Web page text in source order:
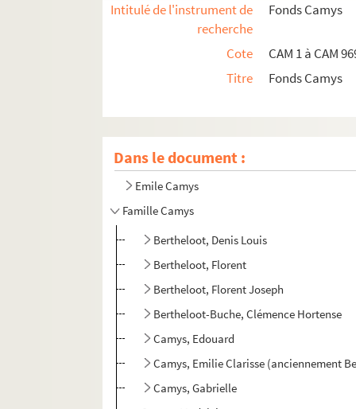
Intitulé de l'instrument de
recherche
Fonds Camys
Cote
CAM 1 à CAM
Titre
Fonds Camys
Dans le document :
Emile Camys
Famille Camys
Bertheloot, Denis Louis
Bertheloot, Florent
Bertheloot, Florent Joseph
Bertheloot-Buche, Clémence Hortense
Camys, Edouard
Camys, Emilie Clarisse (anciennement
Camys, Gabrielle